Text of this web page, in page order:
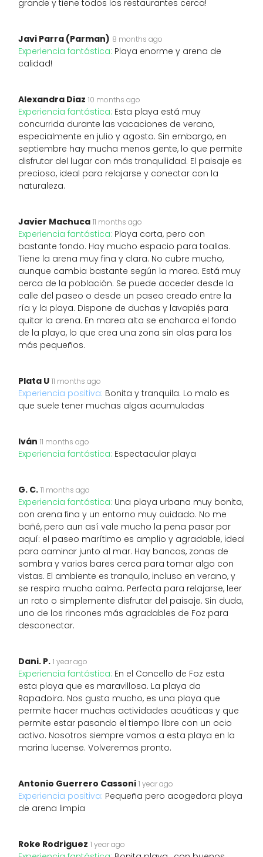
grande y tiene todos los restaurantes cerca!
Javi Parra (Parman) 8 months ago
Experiencia fantástica: Playa enorme y arena de
calidad!
Alexandra Diaz 10 months ago
Experiencia fantástica: Esta playa está muy
concurrida durante las vacaciones de verano,
especialmente en julio y agosto. Sin embargo, en
septiembre hay mucha menos gente, lo que permite
disfrutar del lugar con más tranquilidad. El paisaje es
precioso, ideal para relajarse y conectar con la
naturaleza.
Javier Machuca 11 months ago
Experiencia fantástica: Playa corta, pero con
bastante fondo. Hay mucho espacio para toallas.
Tiene la arena muy fina y clara. No cubre mucho,
aunque cambia bastante según la marea. Está muy
cerca de la población. Se puede acceder desde la
calle del paseo o desde un paseo creado entre la
ría y la playa. Dispone de duchas y lavapiés para
quitar la arena. En marea alta se encharca el fondo
de la playa, lo que crea una zona sin olas para los
más pequeños.
Plata U 11 months ago
Experiencia positiva: Bonita y tranquila. Lo malo es
que suele tener muchas algas acumuladas
Iván 11 months ago
Experiencia fantástica: Espectacular playa
G. C. 11 months ago
Experiencia fantástica: Una playa urbana muy bonita,
con arena fina y un entorno muy cuidado. No me
bañé, pero aun así vale mucho la pena pasar por
aquí: el paseo marítimo es amplio y agradable, ideal
para caminar junto al mar. Hay bancos, zonas de
sombra y varios bares cerca para tomar algo con
vistas. El ambiente es tranquilo, incluso en verano, y
se respira mucha calma. Perfecta para relajarse, leer
un rato o simplemente disfrutar del paisaje. Sin duda,
uno de los rincones más agradables de Foz para
desconectar.
Dani. P. 1 year ago
Experiencia fantástica: En el Concello de Foz esta
esta playa que es maravillosa. La playa da
Rapadoira. Nos gusta mucho, es una playa que
permite hacer muchas actividades acuáticas y que
permite estar pasando el tiempo libre con un ocio
activo. Nosotros siempre vamos a esta playa en la
marina lucense. Volveremos pronto.
Antonio Guerrero Cassoni 1 year ago
Experiencia positiva: Pequeña pero acogedora playa
de arena limpia
Roke Rodriguez 1 year ago